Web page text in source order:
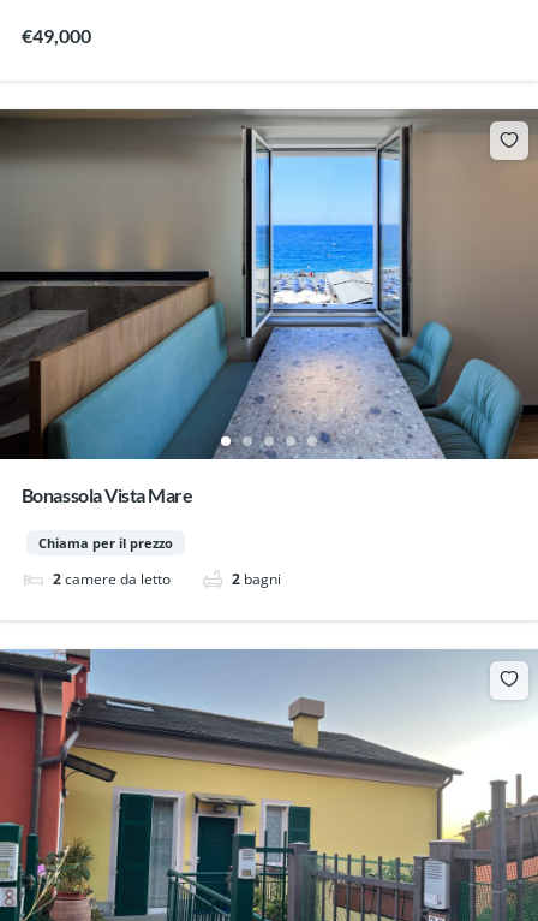
€49,000
Bonassola Vista Mare
Chiama per il prezzo
2camere da letto 2 bagni